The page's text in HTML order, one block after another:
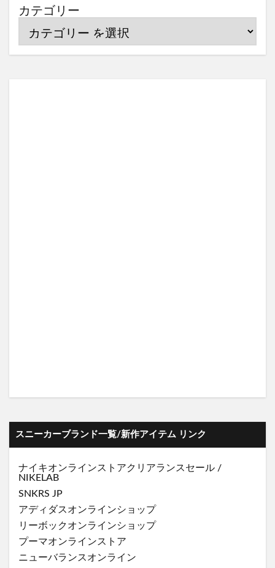
カテゴリー
スニーカーブランド一覧/新作アイテム リンク
ナイキオンラインストアクリアランスセール /
NIKELAB
SNKRS JP
アディダスオンラインショップ
リーボックオンラインショップ
プーマオンラインストア
ニューバランスオンライン